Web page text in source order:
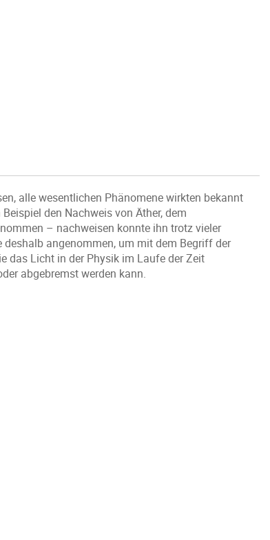
alle wesentlichen Phänomene wirkten bekannt
den Nachweis von Äther, dem
– nachweisen konnte ihn trotz vieler
angenommen, um mit dem Begriff der
das Licht in der Physik im Laufe der Zeit
abgebremst werden kann.